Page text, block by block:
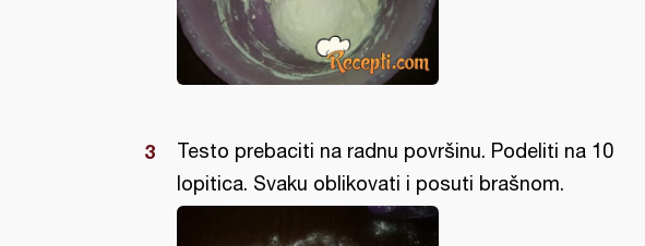
Testo prebaciti na radnu površinu. Podeliti na 10
lopitica. Svaku oblikovati i posuti brašnom.